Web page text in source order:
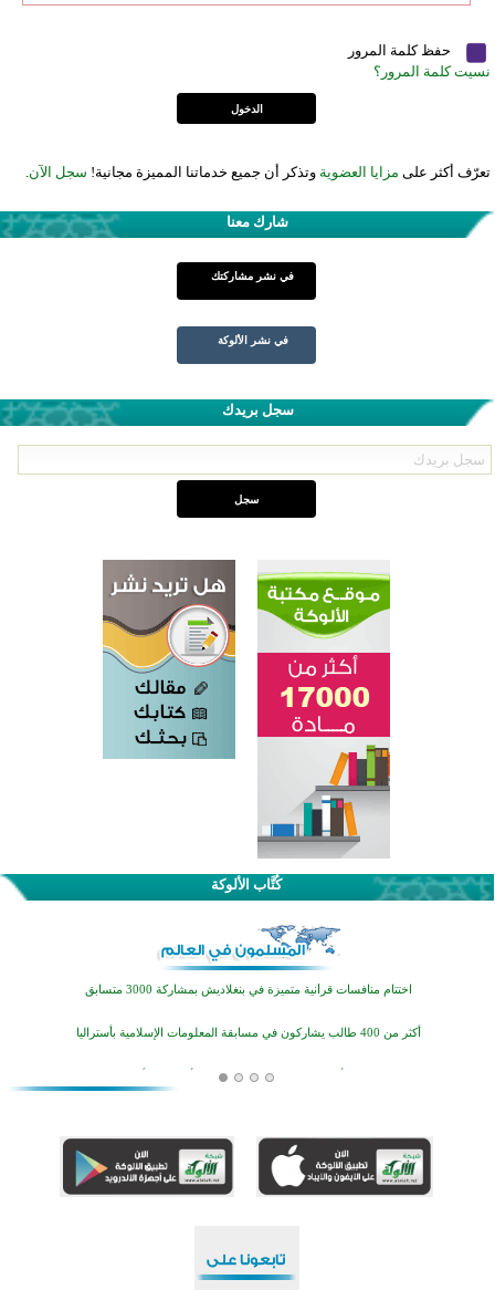
حفظ كلمة المرور
نسيت كلمة المرور؟
تعرّف أكثر على مزايا العضوية وتذكر أن جميع خدماتنا المميزة مجانية! سجل الآن.
شارك معنا
في نشر مشاركتك
في نشر الألوكة
سجل بريدك
كُتَّاب الألوكة
اختتام الدورة التاسعة لمسابقة حفظ وتلاوة القرآن الكريم في أزناكاييف
تيسليتش تختتم برنامجا تعليميا لتعزيز القيم وبناء الشخصية للشباب المسلمين
اختتام منافسات قرآنية متميزة في بنغلاديش بمشاركة 3000 متسابق
أكثر من 400 طالب يشاركون في مسابقة المعلومات الإسلامية بأستراليا
افتتاح تاريخي لأول مسجد في بلييفليا بالجبل الأسود منذ أكثر من قرن
أكبر مشروع إسلامي في ريف أستراليا يفتتح أبوابه بعد سنوات من العمل والعطاء